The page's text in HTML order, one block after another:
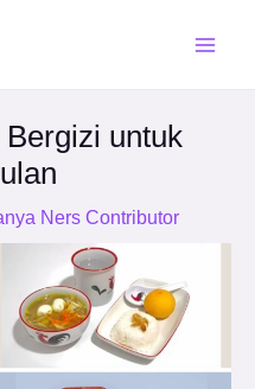
untuk
Ners Contributor